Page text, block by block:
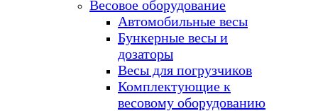
Весовое оборудование
Автомобильные весы
Бункерные весы и
дозаторы
Весы для погрузчиков
Комплектующие к
весовому оборудованию